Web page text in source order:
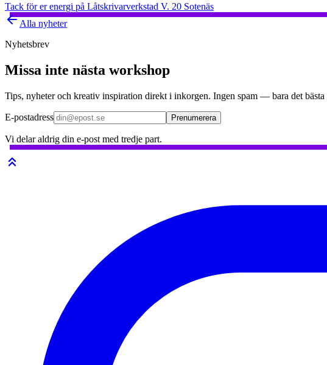
Tack för er energi på Låtskrivarverkstad V. 20 Sotenäs
Alla nyheter
Nyhetsbrev
Missa inte nästa workshop
Tips, nyheter och kreativ inspiration direkt i inkorgen. Ingen spam — bara det bästa
E-postadress Prenumerera
Vi delar aldrig din e-post med tredje part.